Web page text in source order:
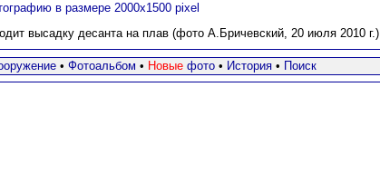
в размере 2000х1500 pixel
высадку десанта на плав (фото А.Бричевский, 20 июля 2010 г.)
• Фотоальбом • Новыефото • История• Поиск